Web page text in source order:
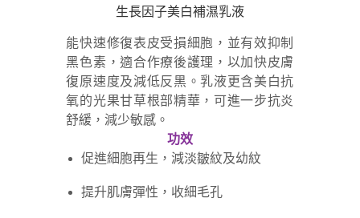
生長因子美白補濕乳液
能快速修復表皮受損細胞，並有效抑制
黑色素，適合作療後護理，以加快皮膚
復原速度及減低反黑。乳液更含美白抗
氧的光果甘草根部精華，可進一步抗炎
舒緩，減少敏感。
功效
促進細胞再生，減淡皺紋及幼紋
提升肌膚彈性，收細毛孔